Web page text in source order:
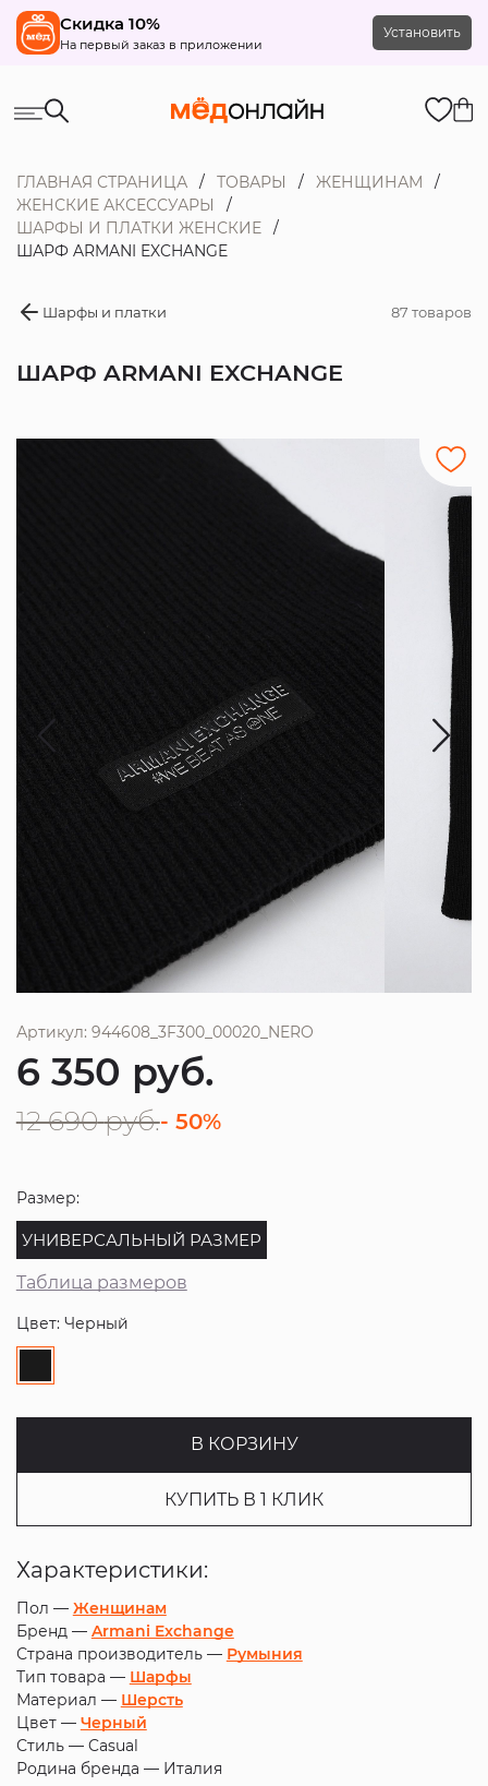
Скидка 10%
На первый заказ в приложении
Установить
ГЛАВНАЯ СТРАНИЦА ТОВАРЫ
ЖЕНЩИНАМ
ЖЕНСКИЕ АКСЕССУАРЫ
ШАРФЫ И ПЛАТКИ ЖЕНСКИЕ
ШАРФ ARMANI EXCHANGE
Шарфы и платки 87 товаров
ШАРФ ARMANI EXCHANGE
Артикул: 944608_3F300_00020_NERO
6 350 руб.
12 690 руб.- 50%
Размер:
УНИВЕРСАЛЬНЫЙ РАЗМЕР
Таблица размеров
Цвет: Черный
В КОРЗИНУ
КУПИТЬ В 1 КЛИК
Характеристики:
Пол — Женщинам
Бренд — Armani Exchange
Страна производитель — Румыния
Тип товара — Шарфы
Материал — Шерсть
Цвет — Черный
Стиль — Casual
Родина бренда — Италия